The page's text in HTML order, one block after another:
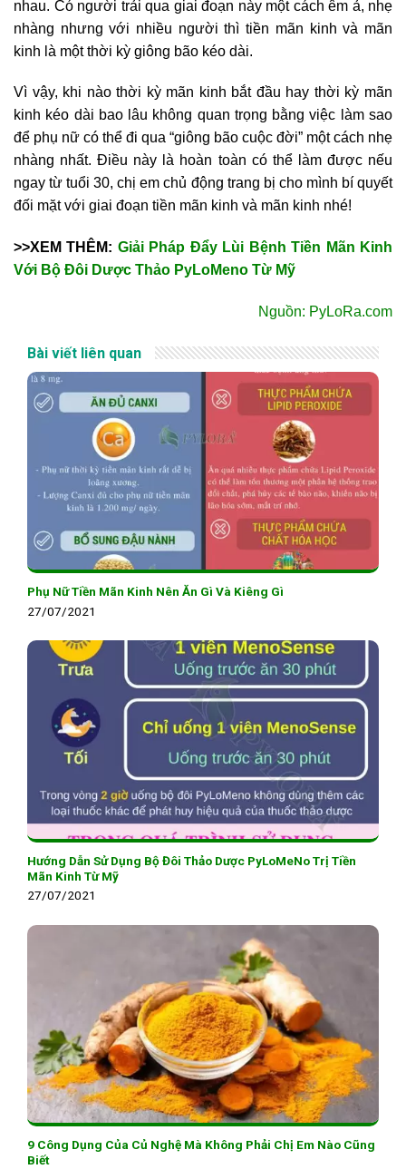
nhau. Có người trải qua giai đoạn này một cách êm ả, nhẹ
nhàng nhưng với nhiều người thì tiền mãn kinh và mãn
kinh là một thời kỳ giông bão kéo dài.
Vì vậy, khi nào thời kỳ mãn kinh bắt đầu hay thời kỳ mãn
kinh kéo dài bao lâu không quan trọng bằng việc làm sao
để phụ nữ có thể đi qua “giông bão cuộc đời” một cách nhẹ
nhàng nhất. Điều này là hoàn toàn có thể làm được nếu
ngay từ tuổi 30, chị em chủ động trang bị cho mình bí quyết
đối mặt với giai đoạn tiền mãn kinh và mãn kinh nhé!
>>XEM THÊM: Giải Pháp Đẩy Lùi Bệnh Tiền Mãn Kinh
Với Bộ Đôi Dược Thảo PyLoMeno Từ Mỹ
Nguồn: PyLoRa.com
Bài viết liên quan
Phụ Nữ Tiền Mãn Kinh Nên Ăn Gì Và Kiêng Gì
27/07/2021
Hướng Dẫn Sử Dụng Bộ Đôi Thảo Dược PyLoMeNo Trị Tiền
Mãn Kinh Từ Mỹ
27/07/2021
9 Công Dụng Của Củ Nghệ Mà Không Phải Chị Em Nào Cũng
Biết